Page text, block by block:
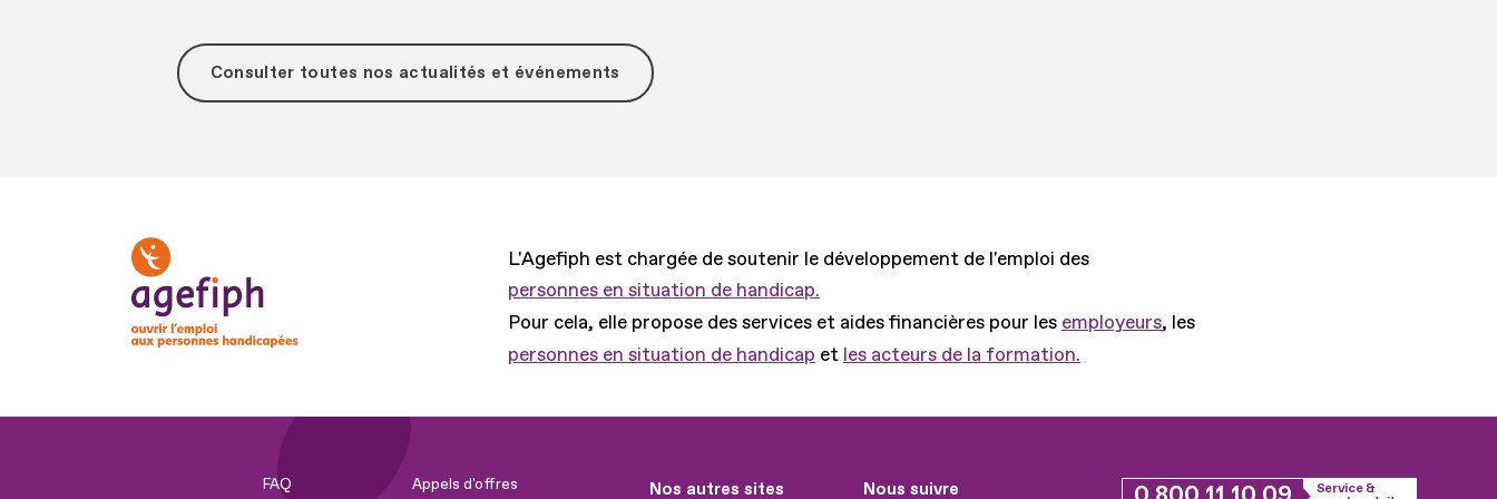
Consulter toutes nos actualités et événements
L'Agefiph est chargée de soutenir le développement de l'emploi des
personnes en situation de handicap.
Pour cela, elle propose des services et aides financières pour les employeurs, les
personnes en situation de handicap et les acteurs de la formation.
FAQ Appels d'offres Nos autres sites Nous suivre
Service &